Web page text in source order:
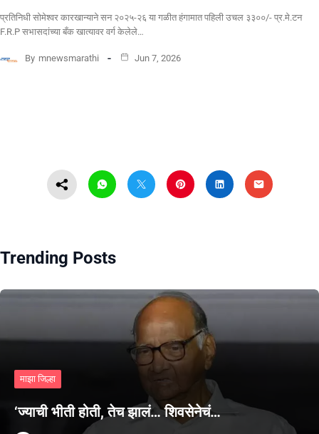
प्रतिनिधी सोमेश्वर कारखान्याने सन २०२५-२६ या गळीत हंगामात पहिली उचल ३३००/- प्र.मे.टन
F.R.P सभासदांच्या बँक खात्यावर वर्ग केलेले…
By mnewsmarathi Jun 7, 2026
Trending Posts
माझा जिल्हा
‘ज्याची भीती होती, तेच झालं… शिवसेनेचं…